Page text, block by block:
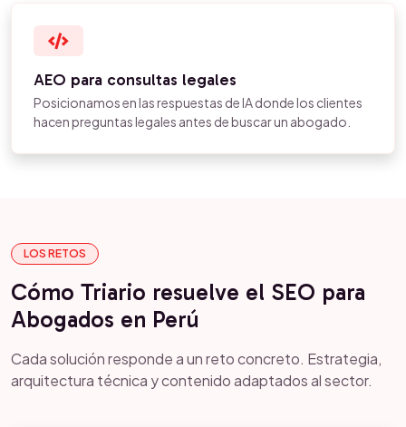
AEO para consultas legales
Posicionamos en las respuestas de IA donde los clientes
hacen preguntas legales antes de buscar un abogado.
LOS RETOS
Cómo Triario resuelve el SEO para
Abogados en Perú
Cada solución responde a un reto concreto. Estrategia,
arquitectura técnica y contenido adaptados al sector.